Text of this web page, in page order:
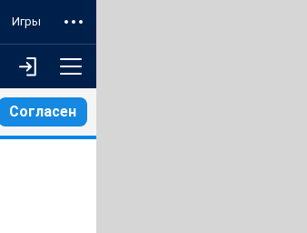
Игры
Согласен